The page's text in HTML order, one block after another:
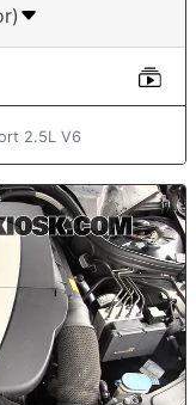
2.5L V6